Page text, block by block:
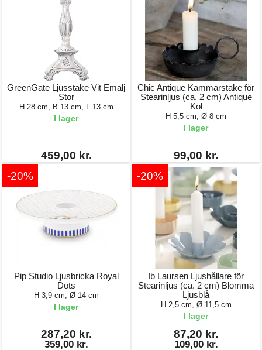
GreenGate Ljusstake Vit Emalj
Stor
H 28 cm, B 13 cm, L 13 cm
I lager
459,00 kr.
Chic Antique Kammarstake för
Stearinljus (ca. 2 cm) Antique
Kol
H 5,5 cm, Ø 8 cm
I lager
99,00 kr.
-20%
Pip Studio Ljusbricka Royal
Dots
H 3,9 cm, Ø 14 cm
I lager
287,20 kr.
359,00 kr.
-20%
Ib Laursen Ljushållare för
Stearinljus (ca. 2 cm) Blomma
Ljusblå
H 2,5 cm, Ø 11,5 cm
I lager
87,20 kr.
109,00 kr.